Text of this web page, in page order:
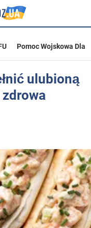
Pomoc Wojskowa Dla
ulubioną
zdrowa